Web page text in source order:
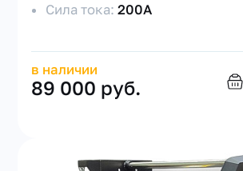
Сила тока:200А
в наличии
89 000 руб.